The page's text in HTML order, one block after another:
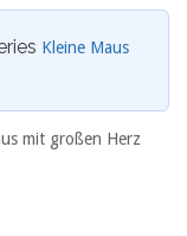
Kleine Maus
mit großen Herz